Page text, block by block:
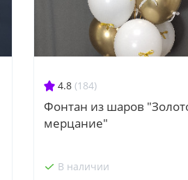
4.8 (184)
Фонтан из шаров
мерцание"
В наличии